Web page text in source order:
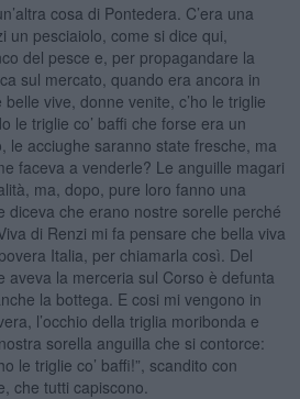
cosa di Pontedera. C’era una
un pesciaiolo, come si dice qui,
del pesce e, per propagandare la
sul mercato, quando era ancora in
vive, donne venite, c’ho le triglie
le triglie co’ baffi che forse era un
le acciughe saranno state fresche, ma
faceva a venderle? Le anguille magari
ma, dopo, pure loro fanno una
diceva che erano nostre sorelle perché
di Renzi mi fa pensare che bella viva
Italia, per chiamarla così. Del
aveva la merceria sul Corso è defunta
la bottega. E cosi mi vengono in
l’occhio della triglia moribonda e
sorella anguilla che si contorce:
le triglie co’ baffi!”, scandito con
che tutti capiscono.